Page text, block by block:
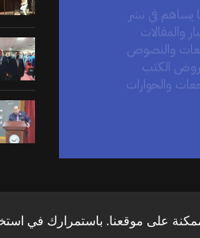
والمقالات
والنصوص
الكتب
والحوارات
على موقعنا. باستمرارك في